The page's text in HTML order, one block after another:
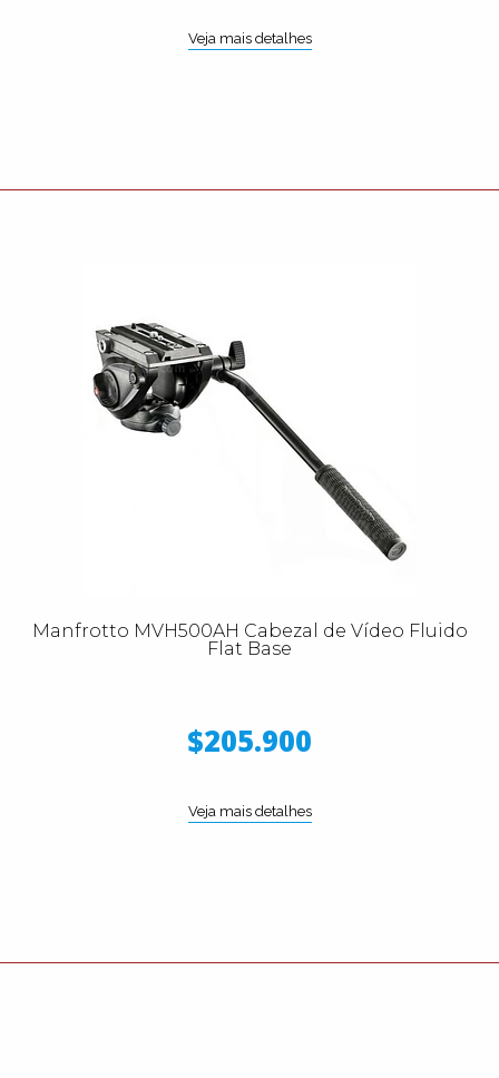
Veja mais detalhes
Manfrotto MVH500AH Cabezal de Vídeo Fluido
Flat Base
$205.900
Veja mais detalhes